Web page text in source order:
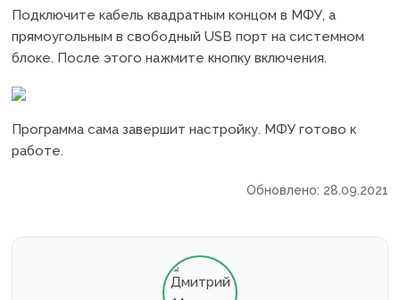
Подключите кабель квадратным концом в МФУ, а
прямоугольным в свободный USB порт на системном
блоке. После этого нажмите кнопку включения.
Программа сама завершит настройку. МФУ готово к
работе.
Обновлено: 28.09.2021